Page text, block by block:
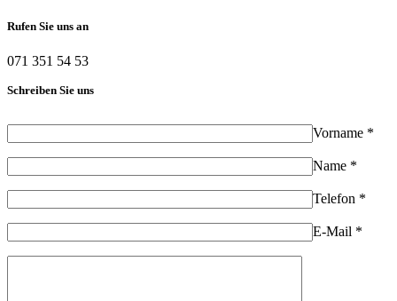
Rufen Sie uns an
071 351 54 53
Schreiben Sie uns
Vorname *
Name *
Telefon *
E-Mail *